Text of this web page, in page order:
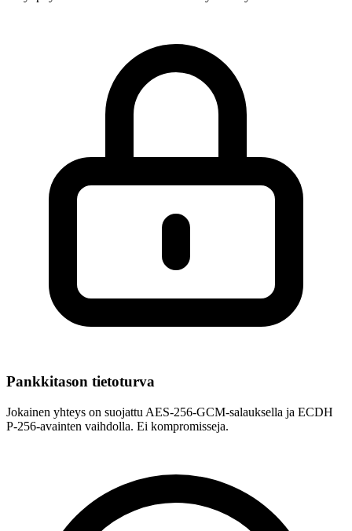
Pankkitason tietoturva
Jokainen yhteys on suojattu AES-256-GCM-salauksella ja ECDH
P-256-avainten vaihdolla. Ei kompromisseja.